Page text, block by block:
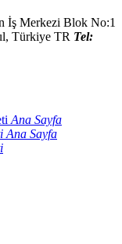
İş Merkezi Blok No:1
, Türkiye TR Tel:
Ana Sayfa
Ana Sayfa